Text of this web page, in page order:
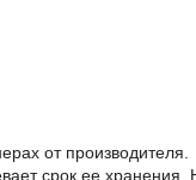
от производителя.
срок ее хранения.